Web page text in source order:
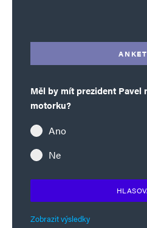
Měl by mít prezident Pavel
motorku?
Ano
Ne
Zobrazit výsledky